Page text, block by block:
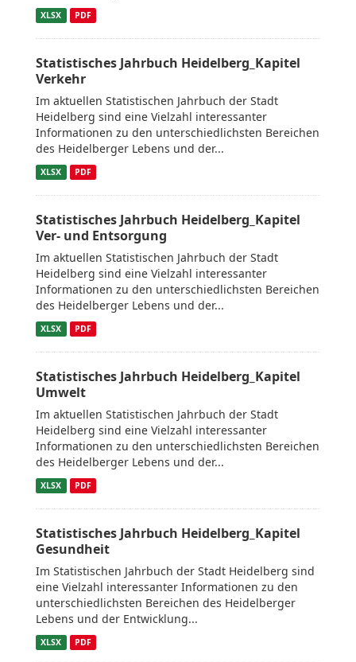
XLSX PDF
Statistisches Jahrbuch Heidelberg_Kapitel
Verkehr
Im aktuellen Statistischen Jahrbuch der Stadt
Heidelberg sind eine Vielzahl interessanter
Informationen zu den unterschiedlichsten Bereichen
des Heidelberger Lebens und der...
XLSX PDF
Statistisches Jahrbuch Heidelberg_Kapitel
Ver- und Entsorgung
Im aktuellen Statistischen Jahrbuch der Stadt
Heidelberg sind eine Vielzahl interessanter
Informationen zu den unterschiedlichsten Bereichen
des Heidelberger Lebens und der...
XLSX PDF
Statistisches Jahrbuch Heidelberg_Kapitel
Umwelt
Im aktuellen Statistischen Jahrbuch der Stadt
Heidelberg sind eine Vielzahl interessanter
Informationen zu den unterschiedlichsten Bereichen
des Heidelberger Lebens und der...
XLSX PDF
Statistisches Jahrbuch Heidelberg_Kapitel
Gesundheit
Im Statistischen Jahrbuch der Stadt Heidelberg sind
eine Vielzahl interessanter Informationen zu den
unterschiedlichsten Bereichen des Heidelberger
Lebens und der Entwicklung...
XLSX PDF